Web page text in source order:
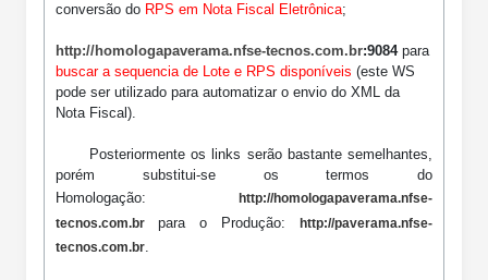
conversão do RPS em Nota Fiscal Eletrônica;
http://homologapaverama.nfse-tecnos.com.br:9084para
buscar a sequencia de Lote e RPS disponíveis (este WS
pode ser utilizado para automatizar o envio do XML da
Nota Fiscal).
Posteriormente os links serão bastante semelhantes,
porém substitui-se os termos do
Homologação:
http://homologapaverama.nfse-
tecnos.com.br
para o Produção:
http://paverama.nfse-
tecnos.com.br.